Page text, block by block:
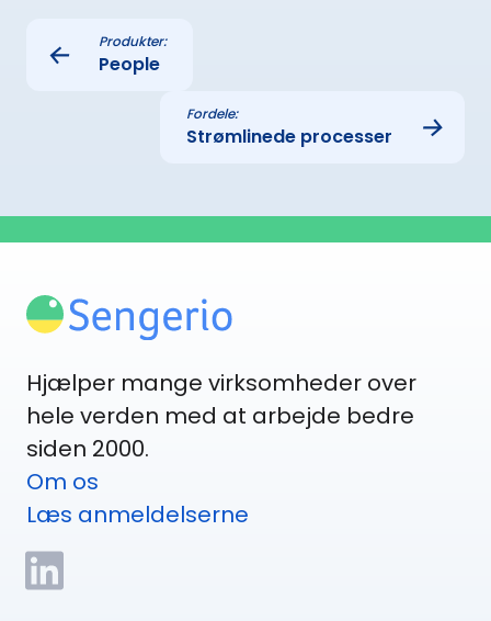
← Produkter:
People
Fordele:
Strømlinede processer →
Hjælper mange virksomheder over
hele verden med at arbejde bedre
siden 2000.
Om os
Læs anmeldelserne